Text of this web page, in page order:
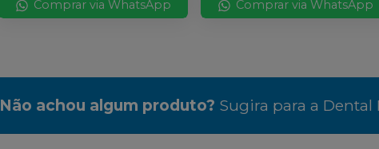
Comprar via WhatsApp Comprar via WhatsApp
Não achou algum produto? Sugira para a Dental